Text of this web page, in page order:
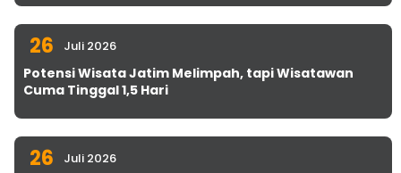
26 Juli 2026
Potensi Wisata Jatim Melimpah, tapi Wisatawan
Cuma Tinggal 1,5 Hari
26 Juli 2026